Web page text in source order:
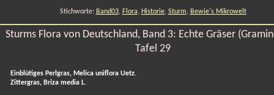
Stichworte: Band03, Flora, Historie, Sturm, Bewie's Mikrowelt
Sturms Flora von Deutschland, Band 3: Echte Gräser
Tafel 29
Einblütiges Perlgras, Melica uniflora Uetz.
Zittergras, Briza media L.